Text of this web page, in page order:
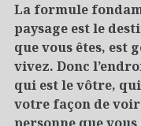
La formule
paysage est le
que vous êtes, est
vivez. Donc
qui est le vôtre,
votre façon de voir